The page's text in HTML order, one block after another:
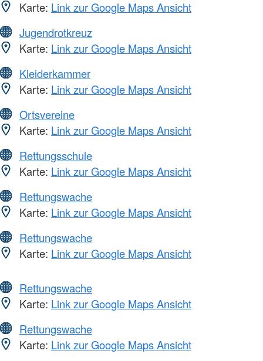
Karte: Link zur Google Maps Ansicht
Jugendrotkreuz
Karte: Link zur Google Maps Ansicht
Kleiderkammer
Karte: Link zur Google Maps Ansicht
Ortsvereine
Karte: Link zur Google Maps Ansicht
Rettungsschule
Karte: Link zur Google Maps Ansicht
Rettungswache
Karte: Link zur Google Maps Ansicht
Rettungswache
Karte: Link zur Google Maps Ansicht
Rettungswache
Karte: Link zur Google Maps Ansicht
Rettungswache
Karte: Link zur Google Maps Ansicht